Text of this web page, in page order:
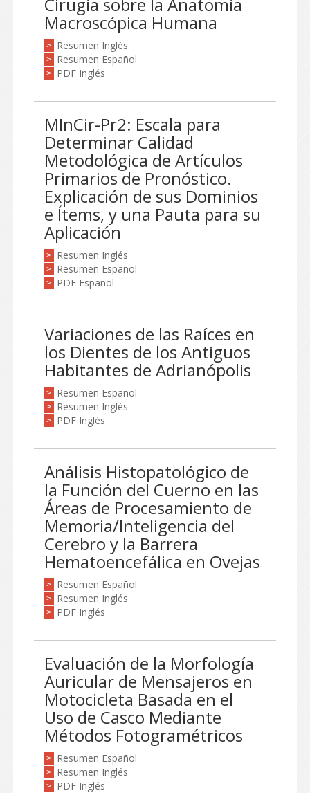
Macroscópica Humana
> Resumen Inglés
> Resumen Español
> PDF Inglés
MInCir-Pr2: Escala para
Determinar Calidad
Metodológica de Artículos
Primarios de Pronóstico.
Explicación de sus Dominios
e Ítems, y una Pauta para su
Aplicación
> Resumen Inglés
> Resumen Español
> PDF Español
Variaciones de las Raíces en
los Dientes de los Antiguos
Habitantes de Adrianópolis
> Resumen Español
> Resumen Inglés
> PDF Inglés
Análisis Histopatológico de
la Función del Cuerno en las
Áreas de Procesamiento de
Memoria/Inteligencia del
Cerebro y la Barrera
Hematoencefálica en Ovejas
> Resumen Español
> Resumen Inglés
> PDF Inglés
Evaluación de la Morfología
Auricular de Mensajeros en
Motocicleta Basada en el
Uso de Casco Mediante
Métodos Fotogramétricos
> Resumen Español
> Resumen Inglés
> PDF Inglés